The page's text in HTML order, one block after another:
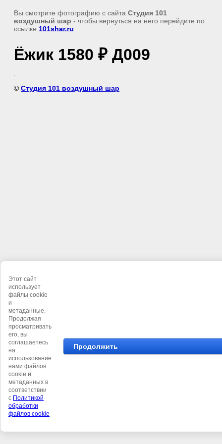
Вы смотрите фотографию с сайта Студия 101
воздушный шар - чтобы вернуться на него перейдите по
ссылке 101shar.ru
Ёжик 1580 ₽ Д009
© Студия 101 воздушный шар
Этот сайт
использует
файлы cookie
и
метаданные.
Продолжая
просматривать
его, вы
соглашаетесь
на
использование
нами файлов
cookie и
метаданных в
соответствии
с Политикой
обработки
файлов cookie
Продолжить